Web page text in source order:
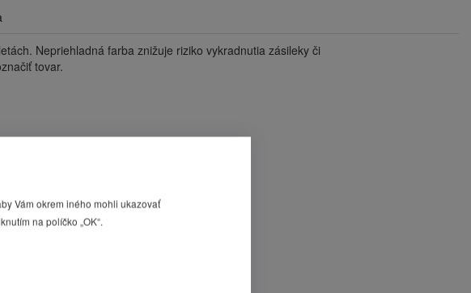
Nepriehladná farba znižuje riziko vykradnutia zásileky či
tovar.
Vám okrem iného mohli ukazovať
na políčko „OK“.